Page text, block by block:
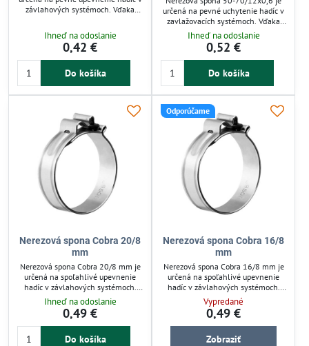
závlahových systémoch. Vďaka
rovnomerný tlak. Vyrobená z
nereze (W4), odoláva korózii aj v
náročných podmienkach. Vhodná
pre domácu aj priemyselnú závlahu,
Ihneď na odoslanie
0,42 €
Do košíka
určená na pevné uchytenie hadíc v
zavlažovacích systémoch. Vďaka
mikrovrúbkovanému povrchu a
asymetrickej konštrukcii zamedzuje
pretáčaniu a poškodeniu hadice.
Vyrobená z odolnej nehrdzavejúcej
ocele, vhodná do náročných
Ideálna pre záhradnú závlahu a
inštalácie vyžadujúce spoľahlivú
fixáciu.
Ihneď na odoslanie
0,52 €
Do košíka
Nerezová spona Cobra 20/8
mm
Nerezová spona Cobra 20/8 mm je
určená na spoľahlivé upevnenie
hadíc v závlahových systémoch.
Bezskrutková konštrukcia
zabezpečuje rýchlu montáž a pevné
držanie hadice na spojke. Vyrobená
z odolnej chrómniklovej ocele,
odoláva korózii a predlžuje
Ihneď na odoslanie
0,49 €
Do košíka
Odporúčame
Nerezová spona Cobra 16/8
mm
Nerezová spona Cobra 16/8 mm je
určená na spoľahlivé upevnenie
hadíc v závlahových systémoch.
Zabráni uvoľneniu hadice zo spojok
a minimalizuje riziko úniku vody.
Vyrobená z korózii odolnej
chrómniklovej ocele, vhodná pre
náročné podmienky. Jednoduchá
Vypredané
0,49 €
Zobraziť